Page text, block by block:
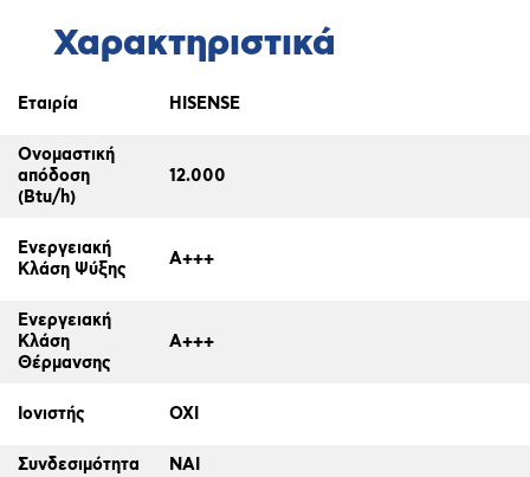
Χαρακτηριστικά
Εταιρία HISENSE
Ονομαστική
απόδοση
(Btu/h)
12.000
Ενεργειακή
Κλάση Ψύξης
A+++
Ενεργειακή
Κλάση
Θέρμανσης
A+++
Ιονιστής ΟΧΙ
Συνδεσιμότητα ΝΑΙ